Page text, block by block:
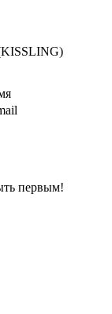
первым!